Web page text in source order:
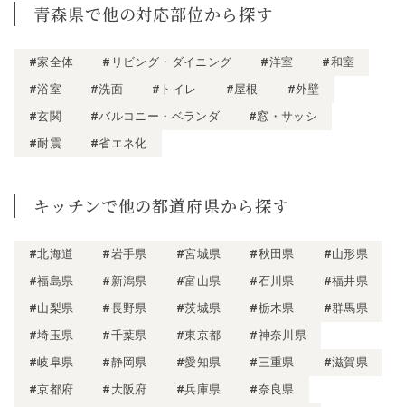
青森県で他の対応部位から探す
#家全体 #リビング・ダイニング #洋室
#和室
#浴室
#洗面 #トイレ #屋根
#外壁
#玄関
#バルコニー・ベランダ
#窓・サッシ
#耐震
#省エネ化
キッチンで他の都道府県から探す
#北海道 #岩手県 #宮城県 #秋田県
#山形県
#福島県
#新潟県 #富山県 #石川県
#福井県
#山梨県
#長野県 #茨城県 #栃木県
#群馬県
#埼玉県
#千葉県 #東京都
#神奈川県
#岐阜県
#静岡県 #愛知県 #三重県
#滋賀県
#京都府
#大阪府 #兵庫県
#奈良県